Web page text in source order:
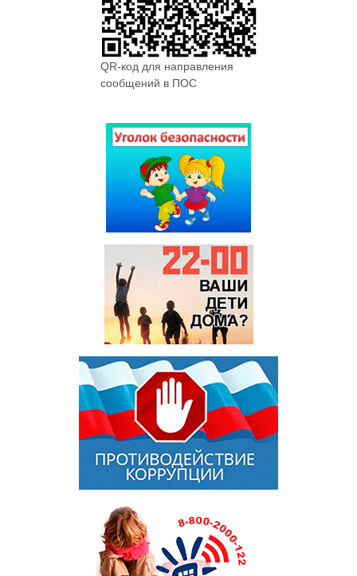
QR-код для направления
сообщений в ПОС